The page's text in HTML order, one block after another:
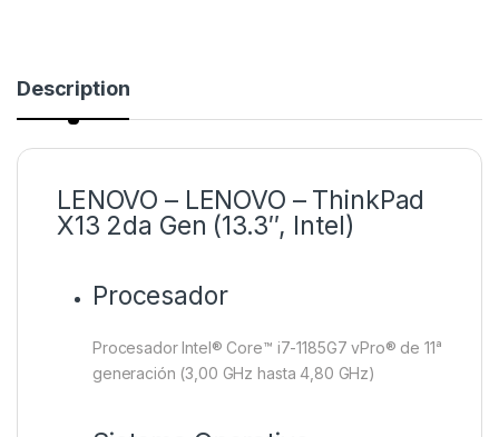
Description
LENOVO – LENOVO – ThinkPad
X13 2da Gen (13.3″, Intel)
Procesador
Procesador Intel® Core™ i7-1185G7 vPro® de 11ᵃ
generación (3,00 GHz hasta 4,80 GHz)